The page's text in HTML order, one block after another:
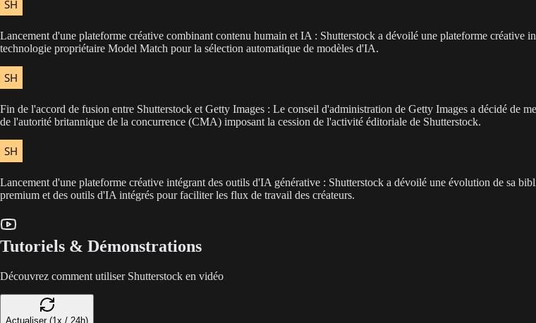
Lancement d'une plateforme créative combinant contenu humain et IA : Shutterstock a dévoilé une plateforme créative
technologie propriétaire Model Match pour la sélection automatique de modèles d'IA.
Fin de l'accord de fusion entre Shutterstock et Getty Images : Le conseil d'administration de Getty Images a décidé de
de l'autorité britannique de la concurrence (CMA) imposant la cession de l'activité éditoriale de Shutterstock.
Lancement d'une plateforme créative intégrant des outils d'IA générative : Shutterstock a dévoilé une évolution de sa
premium et des outils d'IA intégrés pour faciliter les flux de travail des créateurs.
Tutoriels & Démonstrations
Découvrez comment utiliser Shutterstock en vidéo
Actualiser (1x / 24h)